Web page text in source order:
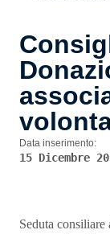
Data inserimento:
15 Dicembre
Seduta